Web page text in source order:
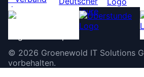
© 2026 Groenewold IT Solutions
vorbehalten.